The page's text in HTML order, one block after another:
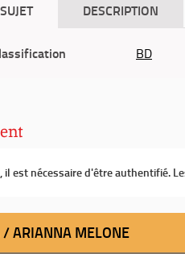
SUJET DESCRIPTION
BD
il est nécessaire d'être authentifié.
ARIANNA MELONE